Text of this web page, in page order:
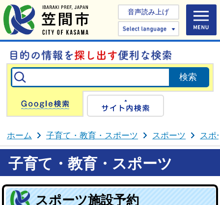
音声読み上げ
Select
Google検索
ホーム 子育て・教育・スポーツ スポーツ スポ
子育て・教育・スポーツ
スポーツ施設予約